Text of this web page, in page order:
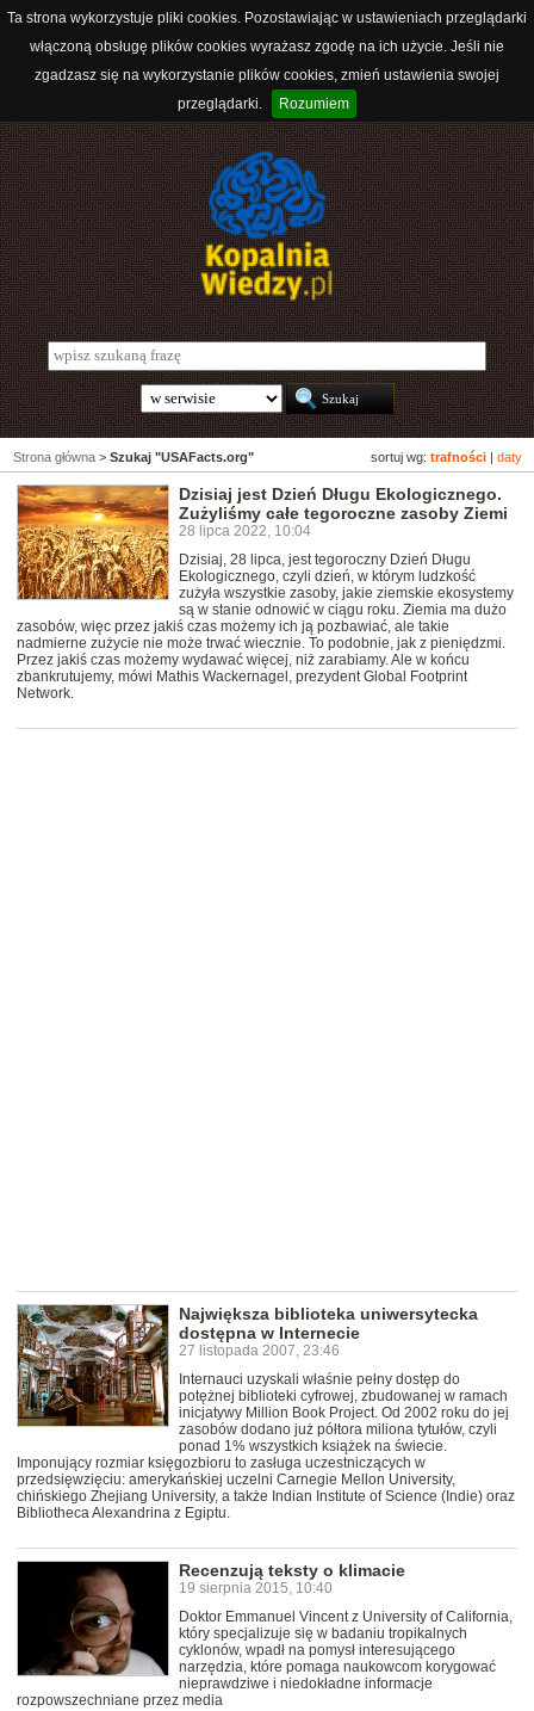
Ta strona wykorzystuje pliki cookies. Pozostawiając w ustawieniach przeglądarki
włączoną obsługę plików cookies wyrażasz zgodę na ich użycie. Jeśli nie
zgadzasz się na wykorzystanie plików cookies, zmień ustawienia swojej
przeglądarki.
Rozumiem
sortuj wg: trafności daty
Strona główna > Szukaj "USAFacts.org"
Dzisiaj jest Dzień Długu Ekologicznego.
Zużyliśmy całe tegoroczne zasoby Ziemi
28 lipca 2022, 10:04
Dzisiaj, 28 lipca, jest tegoroczny Dzień Długu
Ekologicznego, czyli dzień, w którym ludzkość
zużyła wszystkie zasoby, jakie ziemskie ekosystemy
są w stanie odnowić w ciągu roku. Ziemia ma dużo
zasobów, więc przez jakiś czas możemy ich ją pozbawiać, ale takie
nadmierne zużycie nie może trwać wiecznie. To podobnie, jak z pieniędzmi.
Przez jakiś czas możemy wydawać więcej, niż zarabiamy. Ale w końcu
zbankrutujemy, mówi Mathis Wackernagel, prezydent Global Footprint
Network.
Największa biblioteka uniwersytecka
dostępna w Internecie
27 listopada 2007, 23:46
Internauci uzyskali właśnie pełny dostęp do
potężnej biblioteki cyfrowej, zbudowanej w ramach
inicjatywy Million Book Project. Od 2002 roku do jej
zasobów dodano już półtora miliona tytułów, czyli
ponad 1% wszystkich książek na świecie.
Imponujący rozmiar księgozbioru to zasługa uczestniczących w
przedsięwzięciu: amerykańskiej uczelni Carnegie Mellon University,
chińskiego Zhejiang University, a także Indian Institute of Science (Indie) oraz
Bibliotheca Alexandrina z Egiptu.
Recenzują teksty o klimacie
19 sierpnia 2015, 10:40
Doktor Emmanuel Vincent z University of California,
który specjalizuje się w badaniu tropikalnych
cyklonów, wpadł na pomysł interesującego
narzędzia, które pomaga naukowcom korygować
nieprawdziwe i niedokładne informacje
rozpowszechniane przez media